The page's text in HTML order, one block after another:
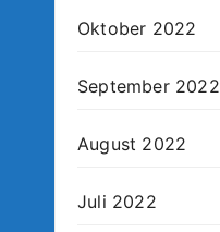
Oktober 2022
September 2022
August 2022
Juli 2022